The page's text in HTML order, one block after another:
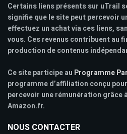
Certains liens présents sur uTrail
signifie que le site peut percevoir
effectuez un achat via ces liens,
vous. Ces revenus contribuent au
production de contenus
Ce site participe au Programme
programme d’affiliation conçu
percevoir une rémunération grâce
Amazon.fr.
NOUS CONTACTER